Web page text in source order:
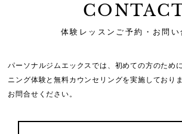
体験レッスンご予約・お問い
パーソナルジムエックスでは、初めての方のために
ニング体験と無料カウンセリングを実施しておりま
お問合せください。